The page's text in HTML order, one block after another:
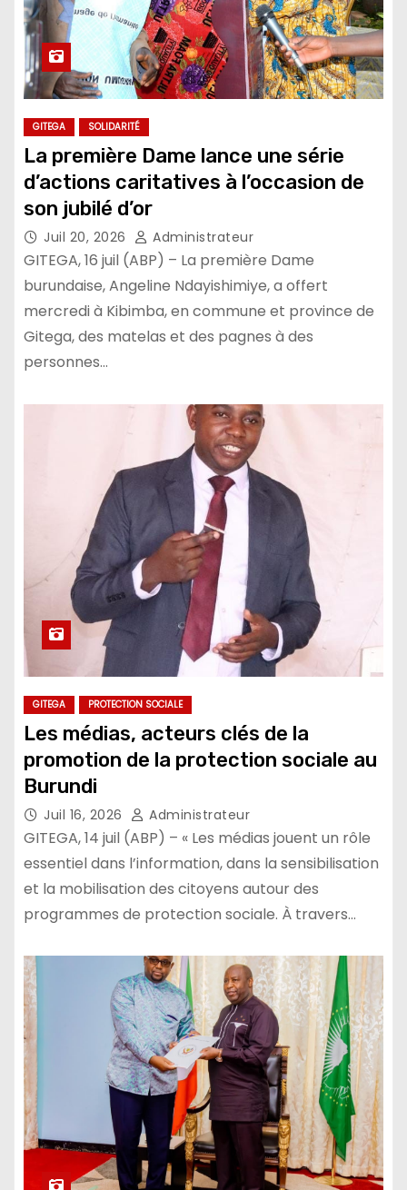
GITEGA SOLIDARITÉ
La première Dame lance une série
d’actions caritatives à l’occasion de
son jubilé d’or
Juil 20, 2026 Administrateur
GITEGA, 16 juil (ABP) – La première Dame
burundaise, Angeline Ndayishimiye, a offert
mercredi à Kibimba, en commune et province de
Gitega, des matelas et des pagnes à des
personnes…
GITEGA PROTECTION SOCIALE
Les médias, acteurs clés de la
promotion de la protection sociale au
Burundi
Juil 16, 2026 Administrateur
GITEGA, 14 juil (ABP) – « Les médias jouent un rôle
essentiel dans l’information, dans la sensibilisation
et la mobilisation des citoyens autour des
programmes de protection sociale. À travers…